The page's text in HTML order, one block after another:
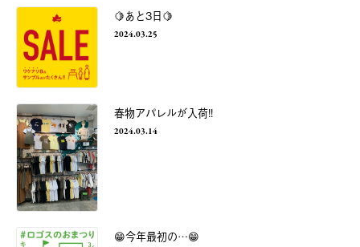
🍋あと3日🍋
2024.03.25
春物アパレルが入荷!!
2024.03.14
😁今年最初の…😁